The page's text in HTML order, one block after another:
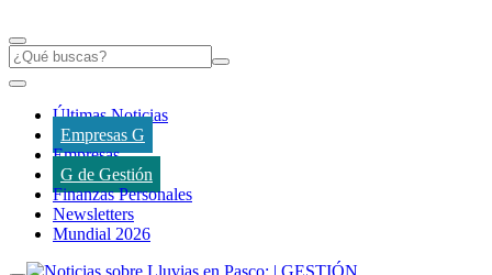
Últimas Noticias
Empresas G
Empresas
G de Gestión
Finanzas Personales
Newsletters
Mundial 2026